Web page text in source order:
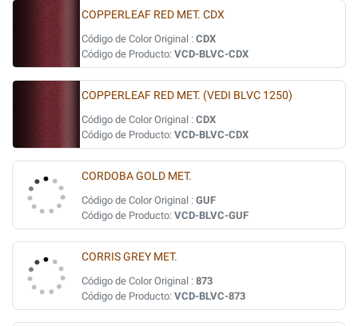
COPPERLEAF RED MET. CDX
Código de Color Original : CDX
Código de Producto: VCD-BLVC-CDX
COPPERLEAF RED MET. (VEDI BLVC 1250)
Código de Color Original : CDX
Código de Producto: VCD-BLVC-CDX
CORDOBA GOLD MET.
Código de Color Original : GUF
Código de Producto: VCD-BLVC-GUF
CORRIS GREY MET.
Código de Color Original : 873
Código de Producto: VCD-BLVC-873